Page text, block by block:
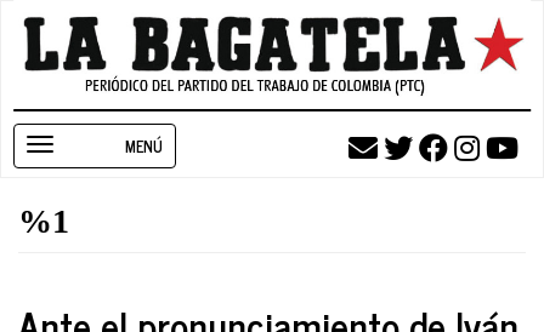
Pasar
contenido
navigation
%1